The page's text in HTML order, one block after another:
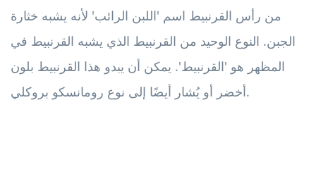
من رأس القرنبيط اسم 'اللبن الرائب' لأنه يشبه خثارة
الجبن. النوع الوحيد من القرنبيط الذي يشبه القرنبيط في
المظهر هو 'القرنبيط'. يمكن أن يبدو هذا القرنبيط بلون
أخضر أو ​​يُشار أيضًا إلى نوع رومانسكو بروكلي.